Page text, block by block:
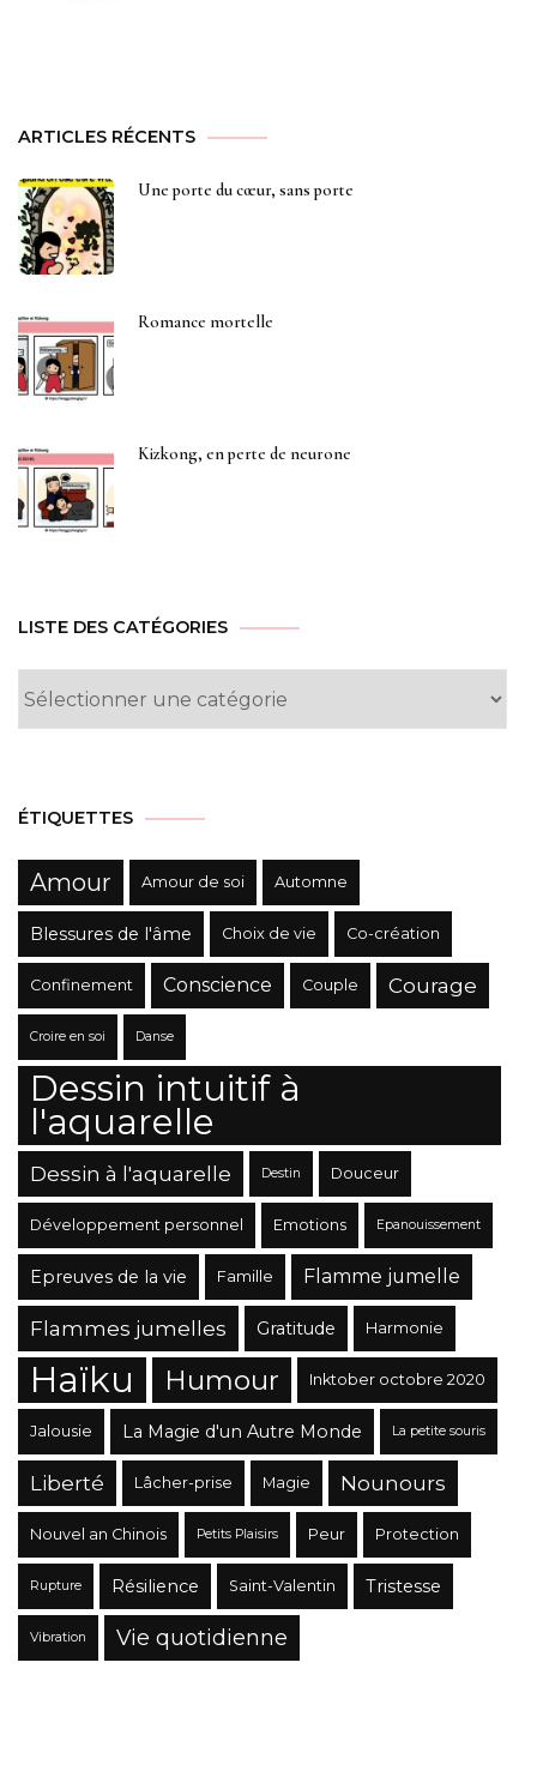
ARTICLES RÉCENTS
Une porte du cœur, sans porte
Romance mortelle
Kizkong, en perte de neurone
LISTE DES CATÉGORIES
ÉTIQUETTES
Amour Amour de soi Automne
Blessures de l'âme Choix de vie Co-création
Confinement Conscience Couple Courage
Croire en soi Danse
Dessin intuitif à
l'aquarelle
Dessin à l'aquarelle Destin Douceur
Développement personnel Emotions Epanouissement
Epreuves de la vie Famille Flamme jumelle
Flammes jumelles Gratitude Harmonie
Haïku Humour Inktober octobre 2020
Jalousie La Magie d'un Autre Monde La petite souris
Liberté Lâcher-prise Magie Nounours
Nouvel an Chinois Petits Plaisirs Peur Protection
Rupture Résilience Saint-Valentin Tristesse
Vibration Vie quotidienne